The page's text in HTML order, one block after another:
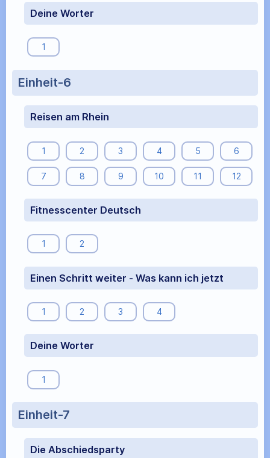
Deine Worter
1
Einheit-6
Reisen am Rhein
1 2 3 4 5 6
7 8 9 10 11 12
Fitnesscenter Deutsch
1 2
Einen Schritt weiter - Was kann ich jetzt
1 2 3 4
Deine Worter
1
Einheit-7
Die Abschiedsparty